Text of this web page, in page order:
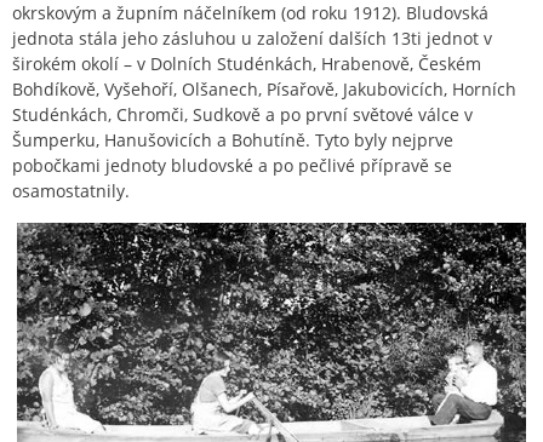
okrskovým a župním náčelníkem (od roku 1912). Bludovská
jednota stála jeho zásluhou u založení dalších 13ti jednot v
širokém okolí – v Dolních Studénkách, Hrabenově, Českém
Bohdíkově, Vyšehoří, Olšanech, Písařově, Jakubovicích, Horních
Studénkách, Chromči, Sudkově a po první světové válce v
Šumperku, Hanušovicích a Bohutíně. Tyto byly nejprve
pobočkami jednoty bludovské a po pečlivé přípravě se
osamostatnily.